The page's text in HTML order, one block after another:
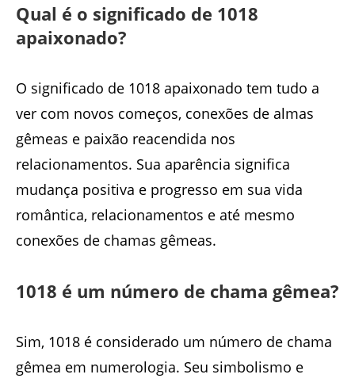
Qual é o significado de 1018
apaixonado?
O significado de 1018 apaixonado tem tudo a
ver com novos começos, conexões de almas
gêmeas e paixão reacendida nos
relacionamentos. Sua aparência significa
mudança positiva e progresso em sua vida
romântica, relacionamentos e até mesmo
conexões de chamas gêmeas.
1018 é um número de chama gêmea?
Sim, 1018 é considerado um número de chama
gêmea em numerologia. Seu simbolismo e